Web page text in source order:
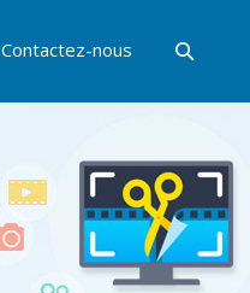
Contactez-nous